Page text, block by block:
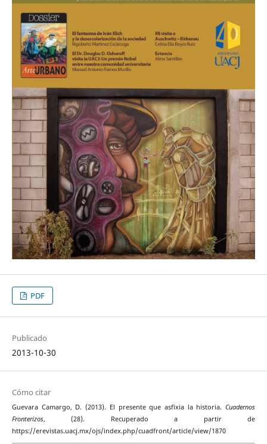
PDF
Publicado
2013-10-30
Cómo citar
Guevara Camargo, D. (2013). El presente que asfixia la historia.Cuadernos
Fronterizos, (28). Recuperado a partir de
https://erevistas.uacj.mx/ojs/index.php/cuadfront/article/view/1870